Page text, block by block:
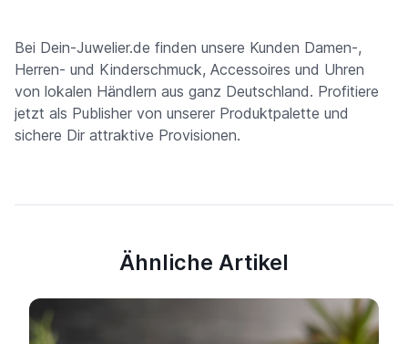
Bei Dein-Juwelier.de finden unsere Kunden Damen-,
Herren- und Kinderschmuck, Accessoires und Uhren
von lokalen Händlern aus ganz Deutschland. Profitiere
jetzt als Publisher von unserer Produktpalette und
sichere Dir attraktive Provisionen.
Ähnliche Artikel